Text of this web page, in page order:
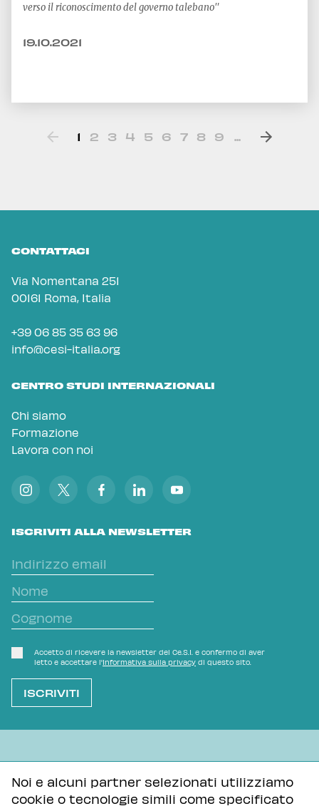
Noi e alcuni partner selezionati utilizziamo
cookie o tecnologie simili come specificato
verso il riconoscimento del governo talebano"
19.10.2021
1 2 3 4 5 6 7 8 9 ...
CONTATTACI
Via Nomentana 251
00161 Roma, Italia
+39 06 85 35 63 96
info@cesi-italia.org
CENTRO STUDI INTERNAZIONALI
Chi siamo
Formazione
Lavora con noi
ISCRIVITI ALLA NEWSLETTER
Accetto di ricevere la newsletter del Ce.S.I. e confermo di aver
letto e accettare l'Informativa sulla privacy di questo sito.
Informativa sulla privacy